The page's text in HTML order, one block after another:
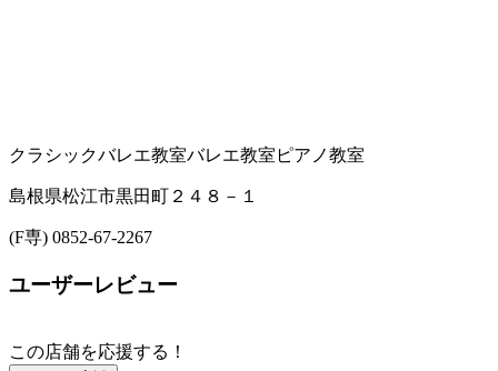
クラシックバレエ教室バレエ教室 ピアノ教室
島根県松江市黒田町２４８－１
(F専) 0852-67-2267
ユーザーレビュー
この店舗を応援する！